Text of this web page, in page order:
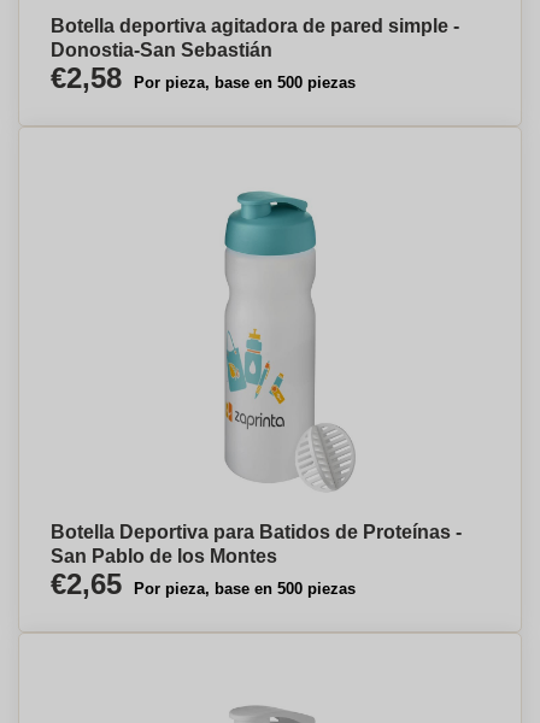
Botella deportiva agitadora de pared simple -
Donostia-San Sebastián
€2,58 Por pieza, base en 500 piezas
Botella Deportiva para Batidos de Proteínas -
San Pablo de los Montes
€2,65 Por pieza, base en 500 piezas